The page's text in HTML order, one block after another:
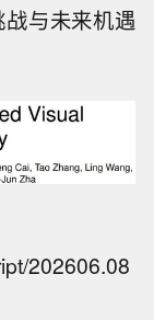
与未来机遇
202606.08